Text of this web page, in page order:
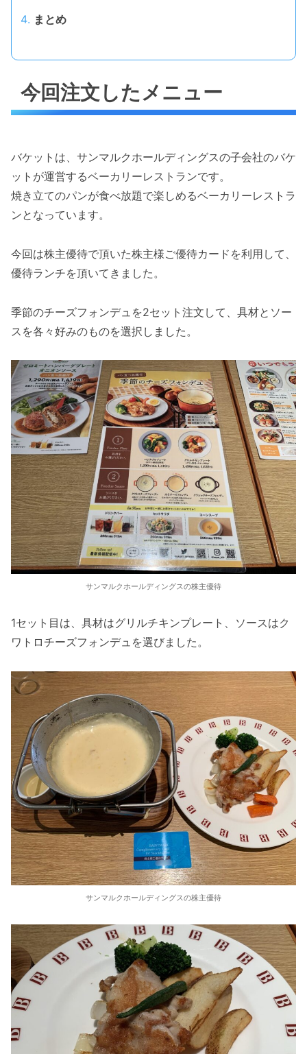
まとめ
今回注文したメニュー
バケットは、サンマルクホールディングスの子会社のバケ
ットが運営するベーカリーレストランです。
焼き立てのパンが食べ放題で楽しめるベーカリーレストラ
ンとなっています。
今回は株主優待で頂いた株主様ご優待カードを利用して、
優待ランチを頂いてきました。
季節のチーズフォンデュを2セット注文して、具材とソー
スを各々好みのものを選択しました。
サンマルクホールディングスの株主優待
1セット目は、具材はグリルチキンプレート、ソースはク
ワトロチーズフォンデュを選びました。
サンマルクホールディングスの株主優待